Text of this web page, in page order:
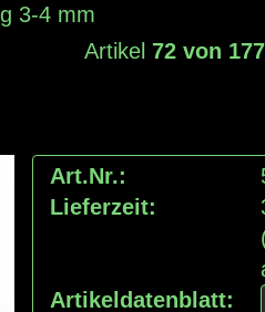
3-4 mm
Artikel 72 von 177
Art.Nr.:
Lieferzeit:
Artikeldatenblatt: